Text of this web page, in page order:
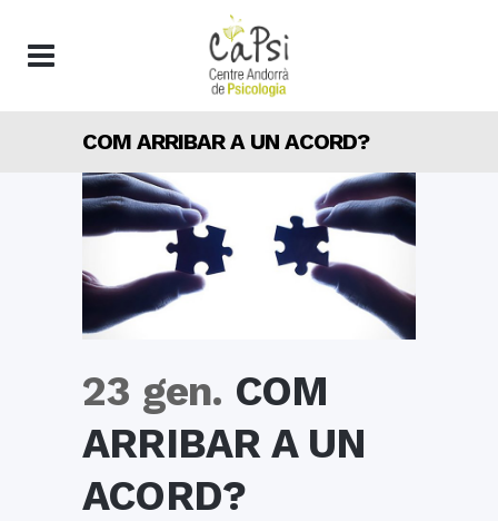
COM ARRIBAR A UN ACORD?
23 gen. COM
ARRIBAR A UN
ACORD?